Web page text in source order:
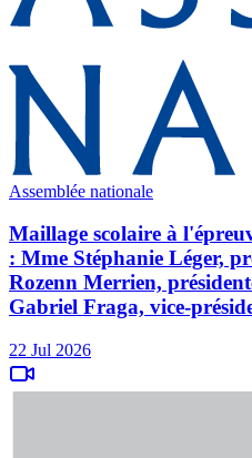
Assemblée nationale
Maillage scolaire à
: Mme Stéphanie Léger,
Rozenn Merrien,
Gabriel Fraga, vice-
22 Jul 2026